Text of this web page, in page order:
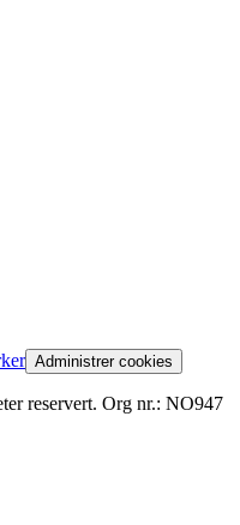
Administrer cookies
reservert. Org nr.: NO947